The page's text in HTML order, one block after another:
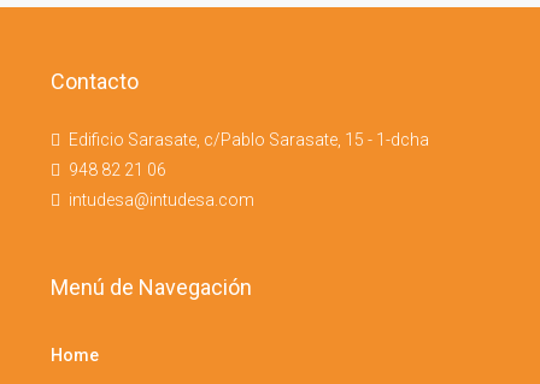
Contacto
Edificio Sarasate, c/Pablo Sarasate, 15 - 1-dcha
948 82 21 06
intudesa@intudesa.com
Menú de Navegación
Home